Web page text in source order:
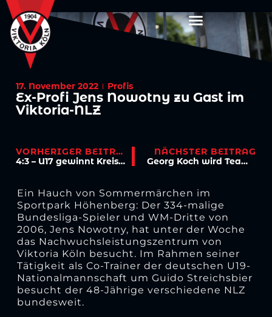
17. November 2022 Profis
Ex-Profi Jens Nowotny zu Gast im
Viktoria-NLZ
VORHERIGER BEITRAG
4:3 – U17 gewinnt Kreispokal und verrückte Partie!
NÄCHSTER BEITRAG
Georg Koch wird Teammanager, „Schäl-Sicker“ Alexander Bade übernimmt Torwarttrainer-Posten
Ein Hauch von Sommermärchen im
Sportpark Höhenberg: Der 334-malige
Bundesliga-Spieler und WM-Dritte von
2006, Jens Nowotny, hat unter der Woche
das Nachwuchsleistungszentrum von
Viktoria Köln besucht. Im Rahmen seiner
Tätigkeit als Co-Trainer der deutschen U19-
Nationalmannschaft um Guido Streichsbier
besucht der 48-Jährige verschiedene NLZ
bundesweit.